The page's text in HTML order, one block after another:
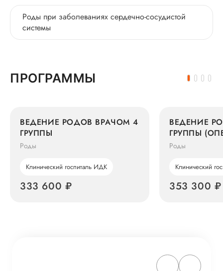
Роды при заболеваниях сердечно-сосудистой
системы
ПРОГРАММЫ
ВЕДЕНИЕ РОДОВ ВРАЧОМ 4
ГРУППЫ
Роды
Клинический госпиталь ИДК
333 600 ₽
ВЕДЕНИЕ
ГРУППЫ
РОДЫ)
Роды
Клинический
353 300 ₽